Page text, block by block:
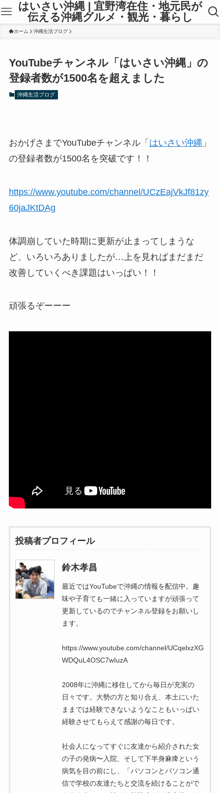
はいさい沖縄 | 宜野湾在住・地元民が
伝える沖縄グルメ・観光・暮らし
ホーム 沖縄生活ブログ
YouTubeチャンネル「はいさい沖縄」の
登録者数が1500名を超えました
沖縄生活ブログ
おかげさまでYouTubeチャンネル「 はいさい沖縄 」
の登録者数が1500名を突破です！！
https://www.youtube.com/channel/UCzEajVkJf81zy
60jaJKtDAg
体調崩していた時期に更新が止まってしまうな
ど、いろいろありましたが…上を見ればまだまだ
改善していくべき課題はいっぱい！！
頑張るぞーーー
投稿者プロフィール
鈴木孝昌
最近ではYouTubeで沖縄の情報を配信中。趣
味や子育ても一緒に入っていますが頑張って
更新しているのでチャンネル登録をお願いし
ます。
https://www.youtube.com/channel/UCqelxzXG
WDQuL4OSC7wIuzA
2008年に沖縄に移住してから毎日が充実の
日々です。大勢の方と知り合え、本土にいた
ままでは経験できないようなこともいっぱい
経験させてもらえて感謝の毎日です。
社会人になってすぐに友達から紹介された女
の子の発病〜入院、そして下半身麻痺という
病気を目の前にし、「パソコンとパソコン通
信で学校の友達たちと交流を続けることがで